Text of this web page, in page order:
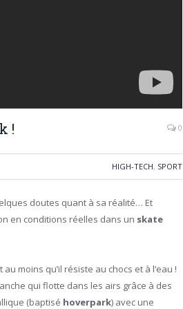
! 0
HIGH-TECH, SPORT
doutes quant à sa réalité… Et
en conditions réelles dans un skate
moins qu’il résiste au chocs et à l’eau !
qui flotte dans les airs grâce à des
(baptisé hoverpark) avec une